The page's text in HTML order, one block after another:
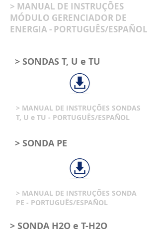
> MANUAL DE INSTRUÇÕES
MÓDULO GERENCIADOR DE
ENERGIA - PORTUGUÊS/ESPAÑOL
> SONDAS T, U e TU
> MANUAL DE INSTRUÇÕES SONDAS
T, U e TU - PORTUGUÊS/ESPAÑOL
> SONDA PE
> MANUAL DE INSTRUÇÕES SONDA
PE - PORTUGUÊS/ESPAÑOL
> SONDA H2O e T-H2O